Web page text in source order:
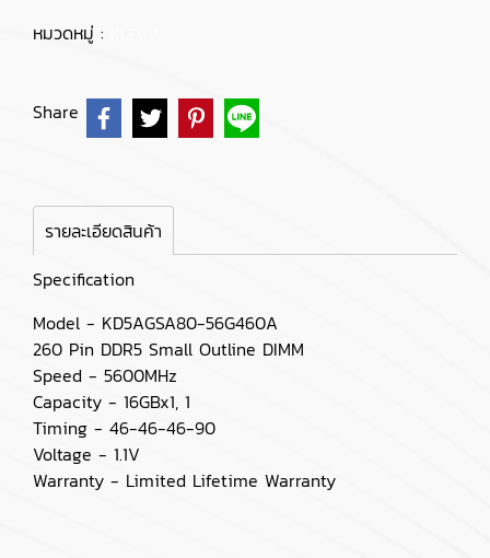
หมวดหมู่ :
Share
รายละเอียดสินค้า
Specification
Model - KD5AGSA80-56G460A
260 Pin DDR5 Small Outline DIMM
Speed - 5600MHz
Capacity - 16GBx1, 1
Timing - 46-46-46-90
Voltage - 1.1V
Warranty - Limited Lifetime Warranty